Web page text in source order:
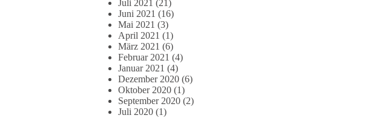
Juli 2021 (21)
Juni 2021 (16)
Mai 2021 (3)
April 2021 (1)
März 2021 (6)
Februar 2021 (4)
Januar 2021 (4)
Dezember 2020 (6)
Oktober 2020 (1)
September 2020 (2)
Juli 2020 (1)